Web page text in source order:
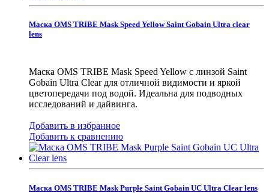
Маска OMS TRIBE Mask Speed Yellow Saint Gobain Ultra clear
lens
Маска OMS TRIBE Mask Speed Yellow с линзой Saint
Gobain Ultra Clear для отличной видимости и яркой
цветопередачи под водой. Идеальна для подводных
исследований и дайвинга.
Добавить в избранное
Добавить к сравнению
Маска OMS TRIBE Mask Purple Saint Gobain UC Ultra Clear lens